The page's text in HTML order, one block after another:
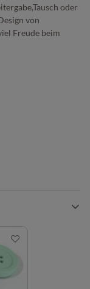
oder
von
Freude beim